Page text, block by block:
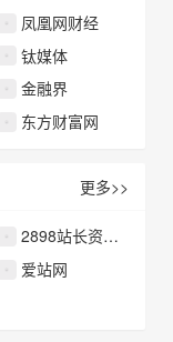
凤凰网财经
钛媒体
金融界
东方财富网
更多>>
2898站长资源平台
爱站网